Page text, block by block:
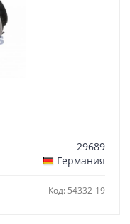
29689
Германия
Код: 54332-19